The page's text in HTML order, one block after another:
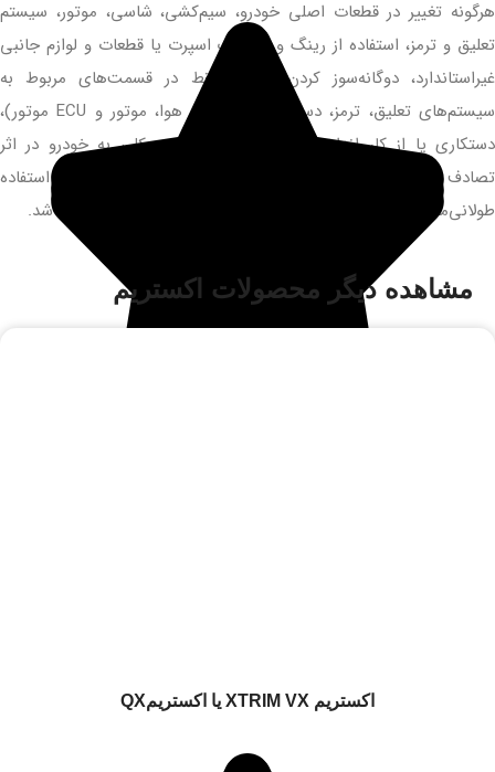
هرگونه تغییر در قطعات اصلی خودرو، سیم‌کشی، شاسی، موتور، سیستم
تعلیق و ترمز، استفاده از رینگ و لاستیک اسپرت یا قطعات و لوازم جانبی
غیراستاندارد، دوگانه‌سوز کردن خودرو (فقط در قسمت‌های مربوط به
سیستم‌های تعلیق، ترمز، دسته سیم، منیفولد هوا، موتور و ECU موتور)،
دستکاری یا از کار انداختن کیلومتر شمار، آسیب کلی به خودرو در اثر
تصادف شدید یا آتش‌سوزی و فاسد شدن باتری به دلیل عدم استفاده
طولانی‌مدت از خودرو، همگی موجب ابطال گارانتی خودرو خواهند شد.
مشاهده دیگر محصولات اکستریم
اکستریم XTRIM VX یا اکستریمQX